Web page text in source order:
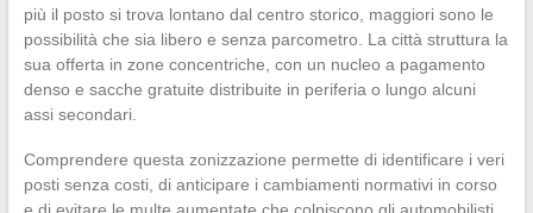
più il posto si trova lontano dal centro storico, maggiori sono le
possibilità che sia libero e senza parcometro. La città struttura la
sua offerta in zone concentriche, con un nucleo a pagamento
denso e sacche gratuite distribuite in periferia o lungo alcuni
assi secondari.
Comprendere questa zonizzazione permette di identificare i veri
posti senza costi, di anticipare i cambiamenti normativi in corso